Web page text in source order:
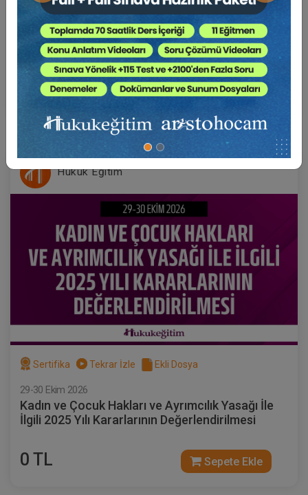
22-23-24 Ekim 2026
VII. BORÇLAR HUKUKU KONGRESİ (Erken Kayıt
İndirimli)
1000 TL
750 TL Sepete Ekle
Hukuk Eğitim
Sertifika Tekrar İzle Ekli Dosya
29-30 Ekim 2026
Kadın ve Çocuk Hakları ve Ayrımcılık Yasağı İle
İlgili 2025 Yılı Kararlarının Değerlendirilmesi
0 TL Sepete Ekle